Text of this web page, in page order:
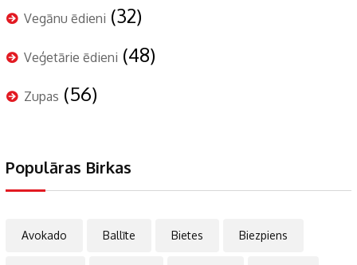
Vegānu ēdieni (32)
Veģetārie ēdieni (48)
Zupas (56)
Populāras Birkas
Avokado Ballīte Bietes Biezpiens